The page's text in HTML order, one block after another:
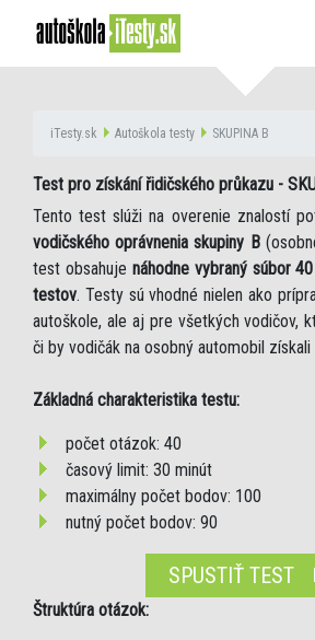
iTesty.sk Autoškola testy SKUPINA B
Test pro získání řidičského průkazu -
Tento test slúži na overenie znalostí
vodičského oprávnenia skupiny B
test obsahuje náhodne vybraný súbor
testov. Testy sú vhodné nielen ako
autoškole, ale aj pre všetkých vodičov,
či by vodičák na osobný automobil získali
Základná charakteristika testu:
počet otázok: 40
časový limit: 30 minút
maximálny počet bodov: 100
nutný počet bodov: 90
SPUSTIŤ TEST
Štruktúra otázok: